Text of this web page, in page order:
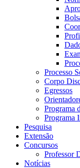
Processo
Corpo
Egressos
Programa
Programa
Pesquisa
Extensão
Concursos
Professor
Notícias